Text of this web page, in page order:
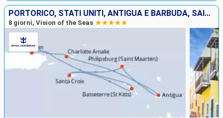
PORTORICO, STATI UNITI, ANTIGUA E BARBUDA, SAINT MARTIN, SAINT CROIX, SAN CRISTOFORO E NEVIS
8 giorni, Vision of the Seas